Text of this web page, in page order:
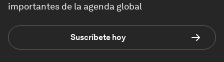
importantes de la agenda global
Suscríbete hoy